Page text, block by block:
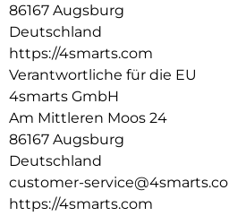
Unsere transparente iPhone 16
elegante und makellose Design.
Design bleibt die Schönheit deines
ohne Kompromisse beim Schutz
zuverlässigen Schutz, der das
86167 Augsburg
Deutschland
https://4smarts.com
Verantwortliche für die EU
4smarts GmbH
Am Mittleren Moos 24
86167 Augsburg
Deutschland
customer-
https://4smarts.com